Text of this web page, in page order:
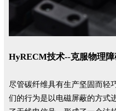
HyRECM技术--克服物理
尽管碳纤维具有生产坚固而轻
们的行为是以电磁屏蔽的方式